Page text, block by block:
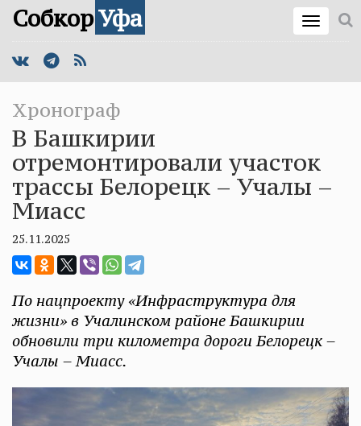
СобкорУфа
Хронограф
В Башкирии
отремонтировали участок
трассы Белорецк – Учалы –
Миасс
25.11.2025
По нацпроекту «Инфраструктура для
жизни» в Учалинском районе Башкирии
обновили три километра дороги Белорецк –
Учалы – Миасс.